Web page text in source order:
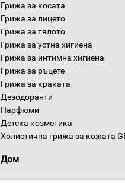
Грижа за косата
Грижа за лицето
Грижа за тялото
Грижа за устна хигиена
Грижа за интимна хигиена
Грижа за ръцете
Грижа за краката
Дезодоранти
Парфюми
Детска козметика
Холистична грижа за кожата
Дом